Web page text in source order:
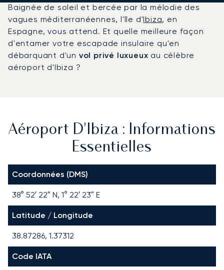
Baignée de soleil et bercée par la mélodie des
vagues méditerranéennes, l'île d'Ibiza, en
Espagne, vous attend. Et quelle meilleure façon
d'entamer votre escapade insulaire qu'en
débarquant d'un vol privé luxueux au célèbre
aéroport d'Ibiza ?
Aéroport D'Ibiza : Informations
Essentielles
Coordonnées (DMS)
38° 52′ 22″ N, 1° 22′ 23″ E
Latitude / Longitude
38.87286, 1.37312
Code IATA